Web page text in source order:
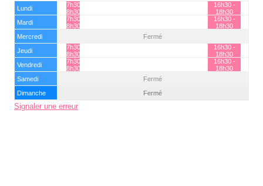
Lundi
7h30 -
8h30
16h30 -
18h30
Mardi
7h30 -
8h30
16h30 -
18h30
Mercredi
Fermé
Jeudi
7h30 -
8h30
16h30 -
18h30
Vendredi
7h30 -
8h30
16h30 -
18h30
Samedi
Fermé
Dimanche
Fermé
Signaler une erreur